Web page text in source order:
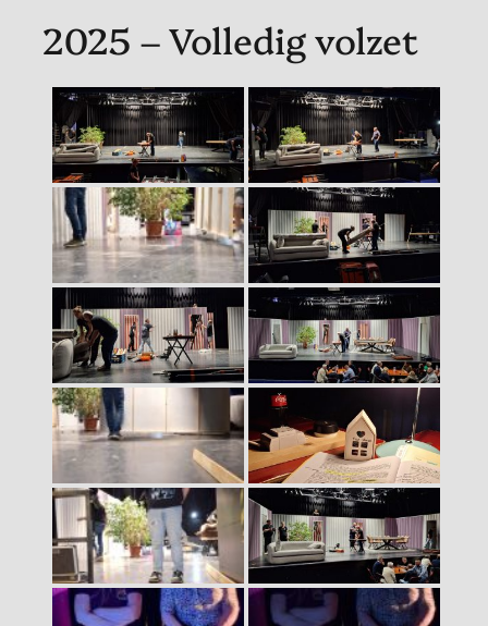
2025 – Volledig volzet